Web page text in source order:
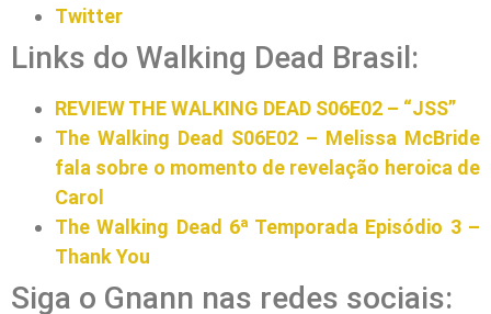
Twitter
Links do Walking Dead Brasil:
REVIEW THE WALKING DEAD S06E02 – “JSS”
The Walking Dead S06E02 – Melissa McBride
fala sobre o momento de revelação heroica de
Carol
The Walking Dead 6ª Temporada Episódio 3 –
Thank You
Siga o Gnann nas redes sociais: